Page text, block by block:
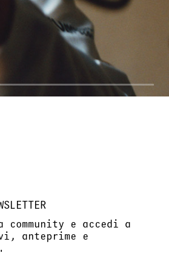
e accedi a
anteprime e